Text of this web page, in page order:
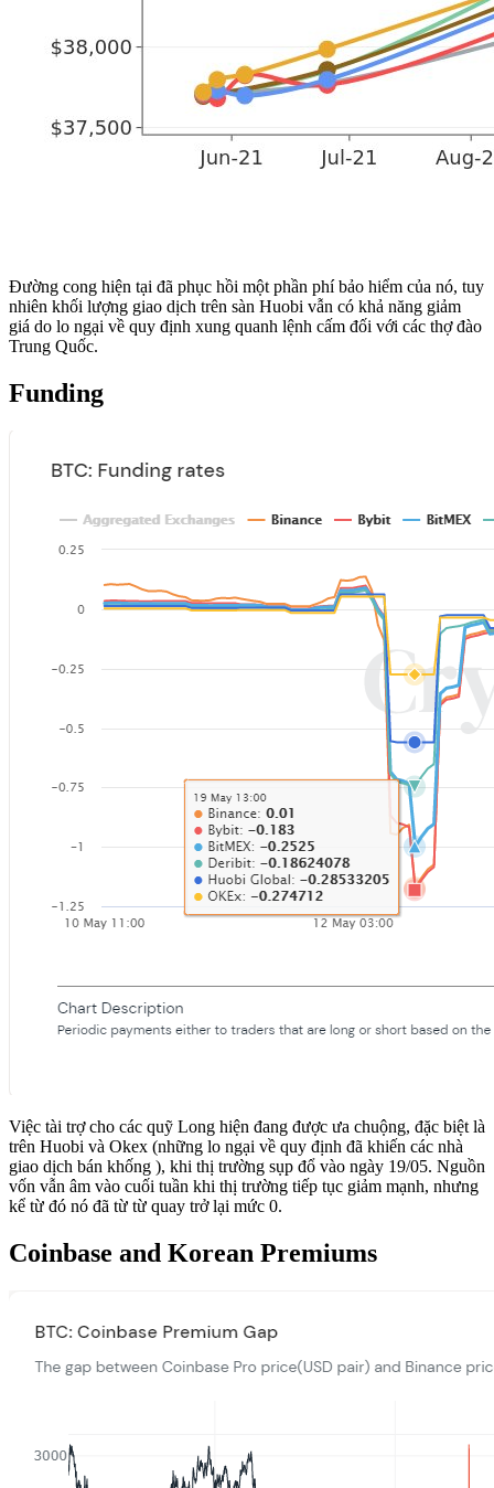
Đường cong hiện tại đã phục hồi một phần phí bảo hiểm của nó, tuy
nhiên khối lượng giao dịch trên sàn Huobi vẫn có khả năng giảm
giá do lo ngại về quy định xung quanh lệnh cấm đối với các thợ đào
Trung Quốc.
Funding
Việc tài trợ cho các quỹ Long hiện đang được ưa chuộng, đặc biệt là
trên Huobi và Okex (những lo ngại về quy định đã khiến các nhà
giao dịch bán khống ), khi thị trường sụp đổ vào ngày 19/05. Nguồn
vốn vẫn âm vào cuối tuần khi thị trường tiếp tục giảm mạnh, nhưng
kể từ đó nó đã từ từ quay trở lại mức 0.
Coinbase and Korean Premiums